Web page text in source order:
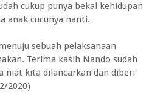
cukup punya bekal kehidupan
anak cucunya nanti.
sebuah pelaksanaan
Terima kasih Nando sudah
niat kita dilancarkan dan diberi
2020)